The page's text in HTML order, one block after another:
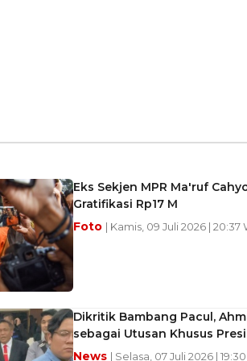
Eks Sekjen MPR Ma'ruf
Gratifikasi Rp17 M
Foto | Kamis, 09 Juli 2026 | 20:37
Dikritik Bambang Pacul,
sebagai Utusan Khusus
News | Selasa, 07 Juli 2026 |